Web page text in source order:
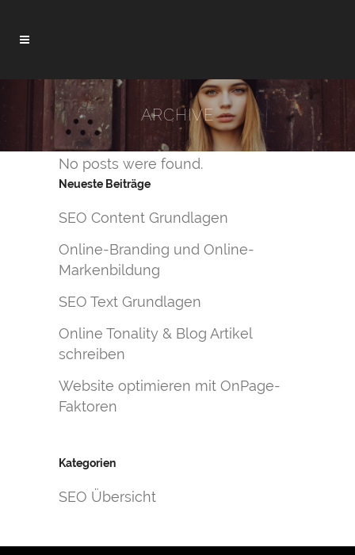
ARCHIVE
No posts were found.
Neueste Beiträge
SEO Content Grundlagen
Online-Branding und Online-
Markenbildung
SEO Text Grundlagen
Online Tonality & Blog Artikel
schreiben
Website optimieren mit OnPage-
Faktoren
Kategorien
SEO Übersicht